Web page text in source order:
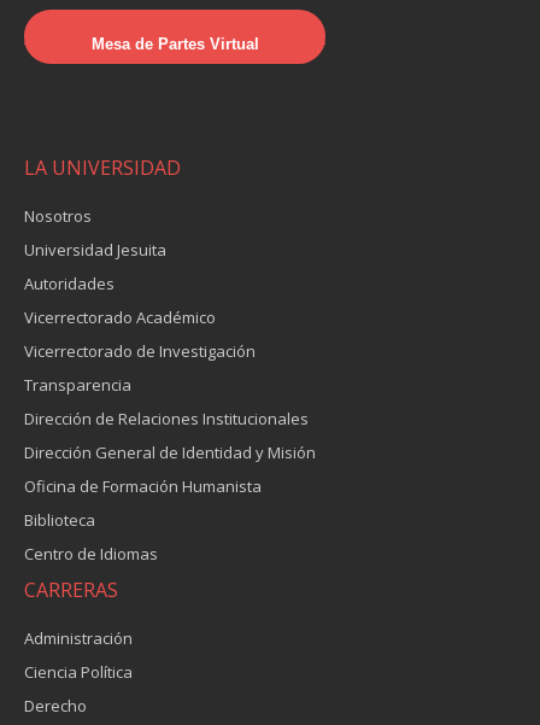
Mesa de Partes Virtual
LA UNIVERSIDAD
Nosotros
Universidad Jesuita
Autoridades
Vicerrectorado Académico
Vicerrectorado de Investigación
Transparencia
Dirección de Relaciones Institucionales
Dirección General de Identidad y Misión
Oficina de Formación Humanista
Biblioteca
Centro de Idiomas
CARRERAS
Administración
Ciencia Política
Derecho